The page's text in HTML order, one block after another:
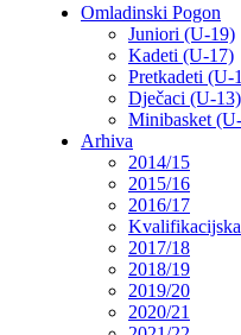
Omladinski Pogon
Juniori (U-19)
Kadeti (U-17)
Pretkadeti (U-
Dječaci (U-13)
Minibasket
Arhiva
2014/15
2015/16
2016/17
2017/18
2018/19
2019/20
2020/21